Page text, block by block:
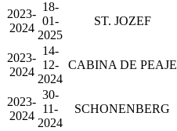
2023-
2024
18-
01-
2025
ST. JOZEF
2023-
2024
14-
12-
2024
CABINA DE PEAJE
2023-
2024
30-
11-
2024
SCHONENBERG